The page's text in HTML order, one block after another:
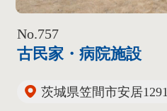
No.757
古民家・病院施設
茨城県笠間市安居1291